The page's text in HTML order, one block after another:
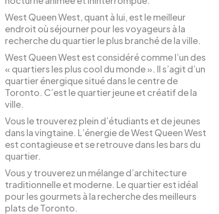
West Queen West, quant à lui, est le meilleur
endroit où séjourner pour les voyageurs à la
recherche du quartier le plus branché de la ville.
West Queen West est considéré comme l’un des
« quartiers les plus cool du monde ». Il s’agit d’un
quartier énergique situé dans le centre de
Toronto. C’est le quartier jeune et créatif de la
ville.
Vous le trouverez plein d’étudiants et de jeunes
dans la vingtaine. L’énergie de West Queen West
est contagieuse et se retrouve dans les bars du
quartier.
Vous y trouverez un mélange d’architecture
traditionnelle et moderne. Le quartier est idéal
pour les gourmets à la recherche des meilleurs
plats de Toronto.